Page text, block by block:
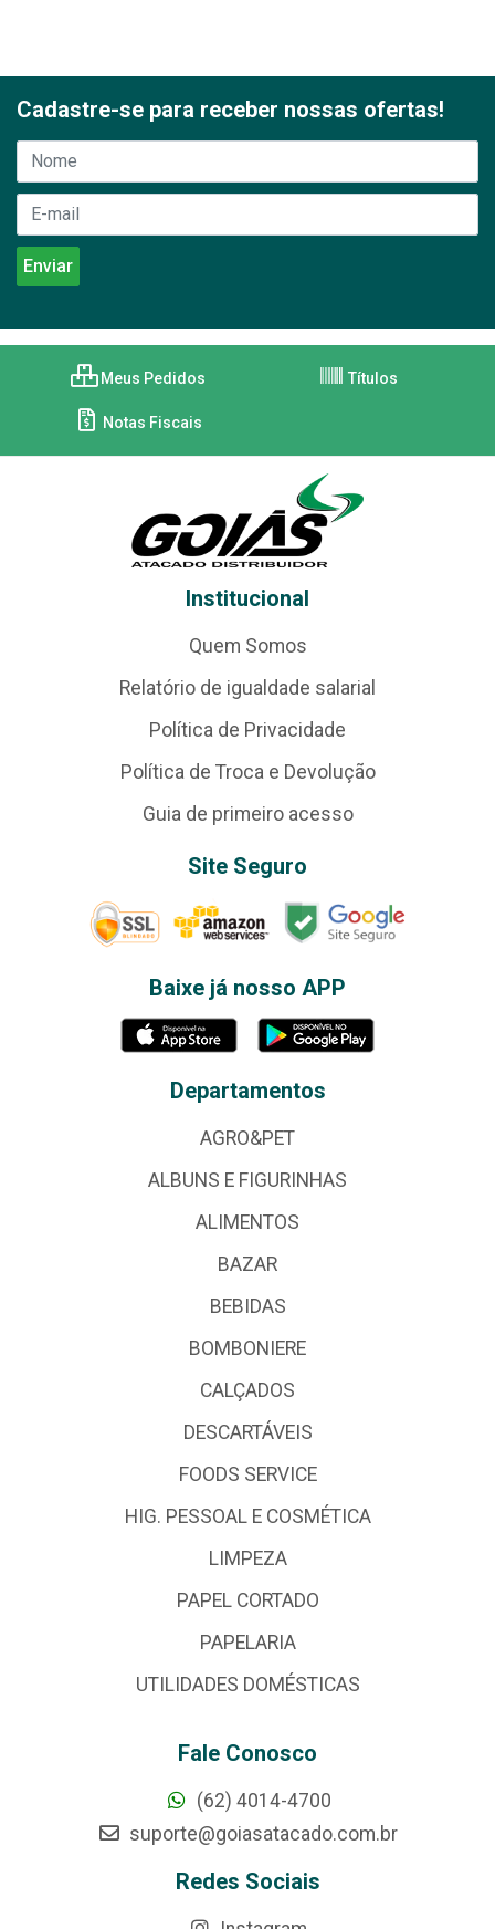
Cadastre-se para receber nossas ofertas!
Meus Pedidos Títulos
Notas Fiscais
Institucional
Quem Somos
Relatório de igualdade salarial
Política de Privacidade
Política de Troca e Devolução
Guia de primeiro acesso
Site Seguro
Baixe já nosso APP
Departamentos
AGRO&PET
ALBUNS E FIGURINHAS
ALIMENTOS
BAZAR
BEBIDAS
BOMBONIERE
CALÇADOS
DESCARTÁVEIS
FOODS SERVICE
HIG. PESSOAL E COSMÉTICA
LIMPEZA
PAPEL CORTADO
PAPELARIA
UTILIDADES DOMÉSTICAS
Fale Conosco
(62) 4014-4700
suporte@goiasatacado.com.br
Redes Sociais